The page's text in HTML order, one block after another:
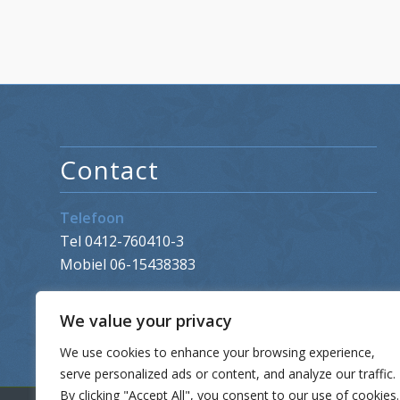
We value your privacy
We use cookies to enhance your browsing experience,
serve personalized ads or content, and analyze our traffic.
By clicking "Accept All", you consent to our use of cookies.
Contact
Telefoon
Tel 0412-760410-3
Mobiel 06-15438383